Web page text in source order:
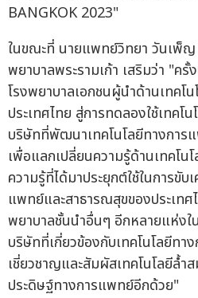
ในขณะที่ นายแพทย์วิทยา วันเพ็ญ
พยาบาลพระรามเก้า เสริมว่า "ค
โรงพยาบาลเอกชนผู้นำด้านเทคโ
ประเทศไทย สู่การทดลองใช้เทคโ
บริษัทที่พัฒนาเทคโนโลยีทางการ
เพื่อแลกเปลี่ยนความรู้ด้านเทคโน
ความรู้ที่ได้มาประยุกต์ใช้ในการขับ
แพทย์และสาธารณสุขของประเทศ
พยาบาลชั้นนำอื่นๆ อีกหลายแห่งใ
บริษัทที่เกี่ยวข้องกับเทคโนโลยีท
เชี่ยวชาญและสัมผัสเทคโนโลยีล้
ประดิษฐ์ทางการแพทย์อีกด้วย"